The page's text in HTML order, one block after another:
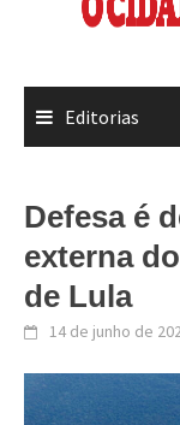
Editorias
Defesa é
externa
de Lula
14 de junho de